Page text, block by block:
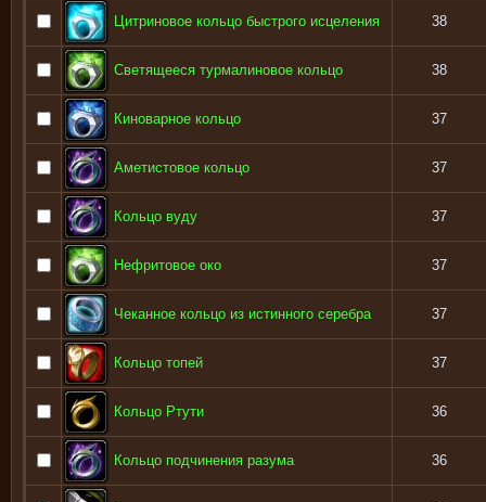
Цитриновое кольцо быстрого исцеления 38
Светящееся турмалиновое кольцо 38
Киноварное кольцо 37
Аметистовое кольцо 37
Кольцо вуду 37
Нефритовое око 37
Чеканное кольцо из истинного серебра 37
Кольцо топей 37
Кольцо Ртути 36
Кольцо подчинения разума 36